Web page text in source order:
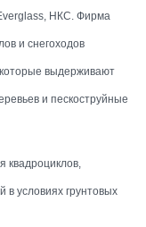
НКС. Фирма
и снегоходов
выдерживают
и пескоструйные
квадроциклов,
в условиях грунтовых